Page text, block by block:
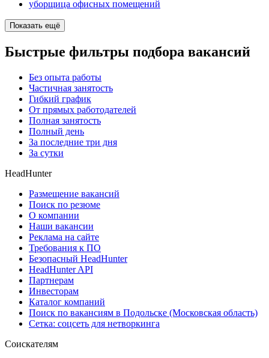
уборщица офисных помещений
Показать ещё
Быстрые фильтры подбора вакансий
Без опыта работы
Частичная занятость
Гибкий график
От прямых работодателей
Полная занятость
Полный день
За последние три дня
За сутки
HeadHunter
Размещение вакансий
Поиск по резюме
О компании
Наши вакансии
Реклама на сайте
Требования к ПО
Безопасный HeadHunter
HeadHunter API
Партнерам
Инвесторам
Каталог компаний
Поиск по вакансиям в Подольске (Московская область)
Сетка: соцсеть для нетворкинга
Соискателям